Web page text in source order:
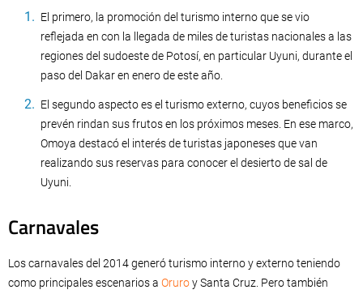
El primero, la promoción del turismo interno que se vio
reflejada en con la llegada de miles de turistas nacionales a las
regiones del sudoeste de Potosí, en particular Uyuni, durante el
paso del Dakar en enero de este año.
El segundo aspecto es el turismo externo, cuyos beneficios se
prevén rindan sus frutos en los próximos meses. En ese marco,
Omoya destacó el interés de turistas japoneses que van
realizando sus reservas para conocer el desierto de sal de
Uyuni.
Carnavales
Los carnavales del 2014 generó turismo interno y externo teniendo
como principales escenarios a Oruroy Santa Cruz. Pero también